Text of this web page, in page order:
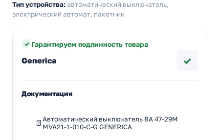
Тип устройства:автоматический выключатель,
электрический автомат, пакетник
Гарантируем подлинность товара
Generica ✓
Документация
Автоматический выключатель ВА 47-29М
MVA21-1-010-C-G GENERICA